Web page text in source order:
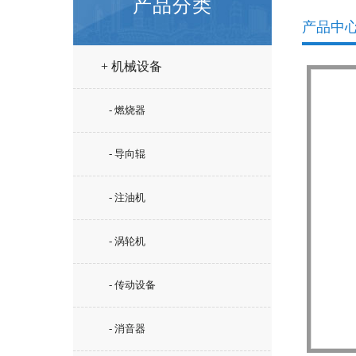
产品分类
+ 机械设备
- 燃烧器
- 导向辊
- 注油机
- 涡轮机
- 传动设备
- 消音器
产品中